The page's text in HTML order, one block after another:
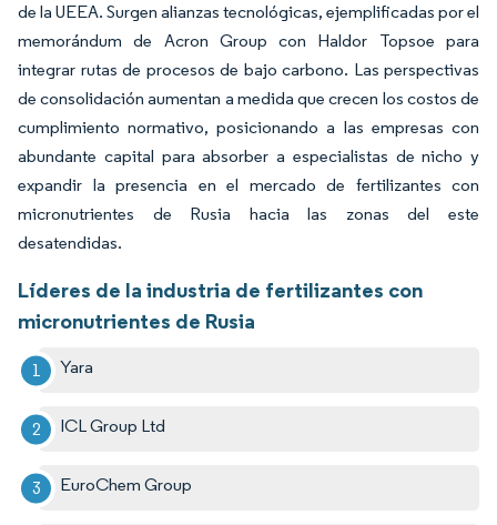
de la UEEA. Surgen alianzas tecnológicas, ejemplificadas por el
memorándum de Acron Group con Haldor Topsoe para
integrar rutas de procesos de bajo carbono. Las perspectivas
de consolidación aumentan a medida que crecen los costos de
cumplimiento normativo, posicionando a las empresas con
abundante capital para absorber a especialistas de nicho y
expandir la presencia en el mercado de fertilizantes con
micronutrientes de Rusia hacia las zonas del este
desatendidas.
Líderes de la industria de fertilizantes con
micronutrientes de Rusia
Yara
ICL Group Ltd
EuroChem Group